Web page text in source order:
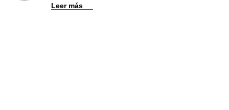
Leer más